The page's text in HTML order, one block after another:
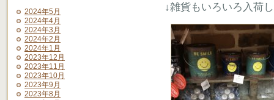
2024年5月
2024年4月
2024年3月
2024年2月
2024年1月
2023年12月
2023年11月
2023年10月
2023年9月
2023年8月
↓雑貨もいろいろ入荷